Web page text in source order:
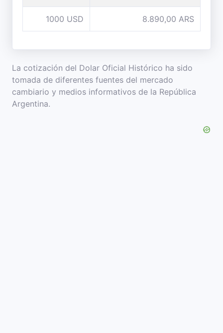
1000 USD 8.890,00 ARS
La cotización del Dolar Oficial Histórico ha sido
tomada de diferentes fuentes del mercado
cambiario y medios informativos de la República
Argentina.